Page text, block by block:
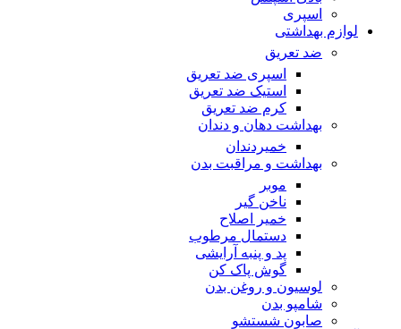
اسپری
لوازم بهداشتی
ضد تعریق
اسپری ضد تعریق
استیک ضد تعریق
کرم ضد تعریق
بهداشت دهان و دندان
خمیردندان
بهداشت و مراقبت بدن
موبر
ناخن گیر
خمیر اصلاح
دستمال مرطوب
پد و پنبه آرایشی
گوش پاک کن
لوسیون و روغن بدن
شامپو بدن
صابون شستشو